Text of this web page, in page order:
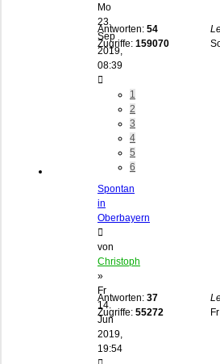
Mo
23.
Sep
2019,
08:39
1
2
3
4
5
6
Antworten: 54
Zugriffe: 159070
Spontan
in
Oberbayern
von
Christoph
»
Fr
14.
Jun
2019,
19:54
Antworten: 37
Zugriffe: 55272